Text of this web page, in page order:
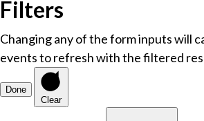
Filters
Changing any of the form inputs will
events to refresh with the filtered
Done
Clear